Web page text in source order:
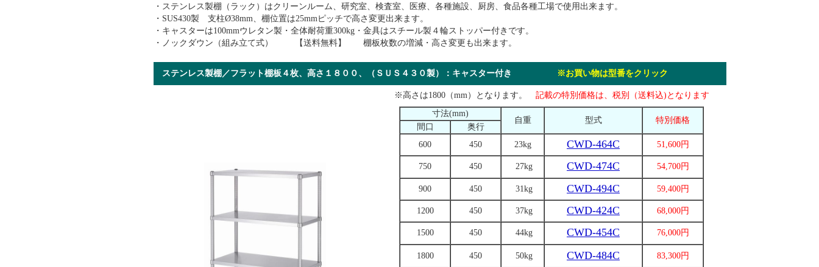
・ステンレス製棚（ラック）はクリーンルーム、研究室、検査室、医療、各種施設、厨房、食品各種工場で使用出来ます。
・SUS430製 支柱Ø38mm、棚位置は25mmピッチで高さ変更出来ます。
・キャスターは100mmウレタン製・全体耐荷重300kg・金具はスチール製４輪ストッパー付きです。
・ノックダウン（組み立て式） 【送料無料】 棚板枚数の増減・高さ変更も出来ます。
ステンレス製棚／フラット棚板４枚、高さ１８００、（ＳＵＳ４３０製）：キャスター付き ※お買い物は型番をクリック
※高さは1800（mm）となります。 記載の特別価格は、税別（送料込)となります
寸法(mm)
自重 型式 特別価格
間口
奥行
600
450 23kg CWD-464C 51,600円
750 450 27kg CWD-474C 54,700円
900 450 31kg CWD-494C 59,400円
1200 450 37kg CWD-424C 68,000円
1500 450 44kg CWD-454C 76,000円
1800 450 50kg CWD-484C 83,300円